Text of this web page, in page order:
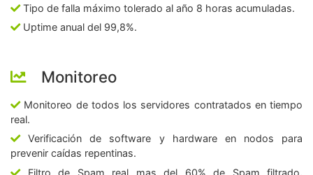
Tipo de falla máximo tolerado al año 8 horas acumuladas.
Uptime anual del 99,8%.
Monitoreo
Monitoreo de todos los servidores contratados en tiempo
real.
Verificación de software y hardware en nodos para
prevenir caídas repentinas.
Filtro de Spam real mas del 60% de Spam filtrado,